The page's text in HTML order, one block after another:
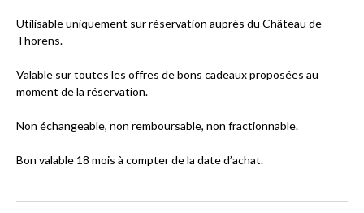
Utilisable uniquement sur réservation auprès du Château de
Thorens.
Valable sur toutes les offres de bons cadeaux proposées au
moment de la réservation.
Non échangeable, non remboursable, non fractionnable.
Bon valable 18 mois à compter de la date d’achat.